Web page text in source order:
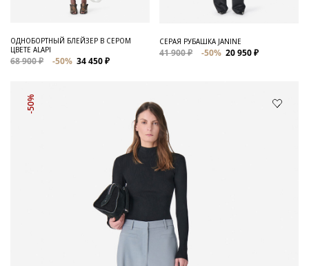
ОДНОБОРТНЫЙ БЛЕЙЗЕР В СЕРОМ
ЦВЕТЕ ALAPI
68 900 ₽ -50% 34 450 ₽
СЕРАЯ РУБАШКА JANINE
41 900 ₽ -50% 20 950 ₽
-50%